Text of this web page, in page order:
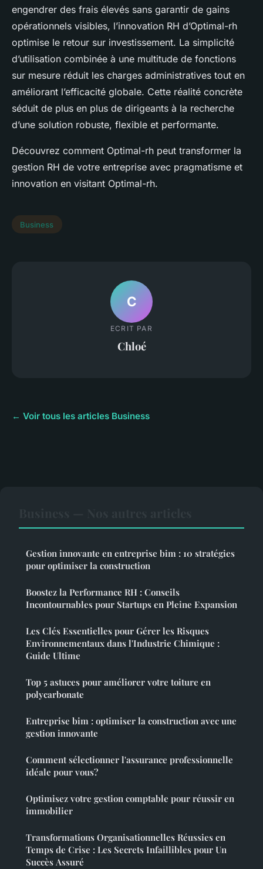
engendrer des frais élevés sans garantir de gains
opérationnels visibles, l’innovation RH d’Optimal-rh
optimise le retour sur investissement. La simplicité
d’utilisation combinée à une multitude de fonctions
sur mesure réduit les charges administratives tout en
améliorant l’efficacité globale. Cette réalité concrète
séduit de plus en plus de dirigeants à la recherche
d’une solution robuste, flexible et performante.
Découvrez comment Optimal-rh peut transformer la
gestion RH de votre entreprise avec pragmatisme et
innovation en visitant Optimal-rh.
Business
C
ECRIT PAR
Chloé
← Voir tous les articles Business
Gestion innovante en entreprise bim : 10 stratégies
pour optimiser la construction
Boostez la Performance RH : Conseils
Incontournables pour Startups en Pleine Expansion
Les Clés Essentielles pour Gérer les Risques
Environnementaux dans l'Industrie Chimique :
Guide Ultime
Top 5 astuces pour améliorer votre toiture en
polycarbonate
Entreprise bim : optimiser la construction avec une
gestion innovante
Comment sélectionner l'assurance professionnelle
idéale pour vous?
Optimisez votre gestion comptable pour réussir en
immobilier
Transformations Organisationnelles Réussies en
Temps de Crise : Les Secrets Infaillibles pour Un
Succès Assuré